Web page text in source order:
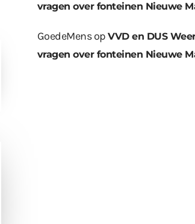
vragen over fonteinen Nieuwe
GoedeMensopVVD en DUS
vragen over fonteinen Nieuwe